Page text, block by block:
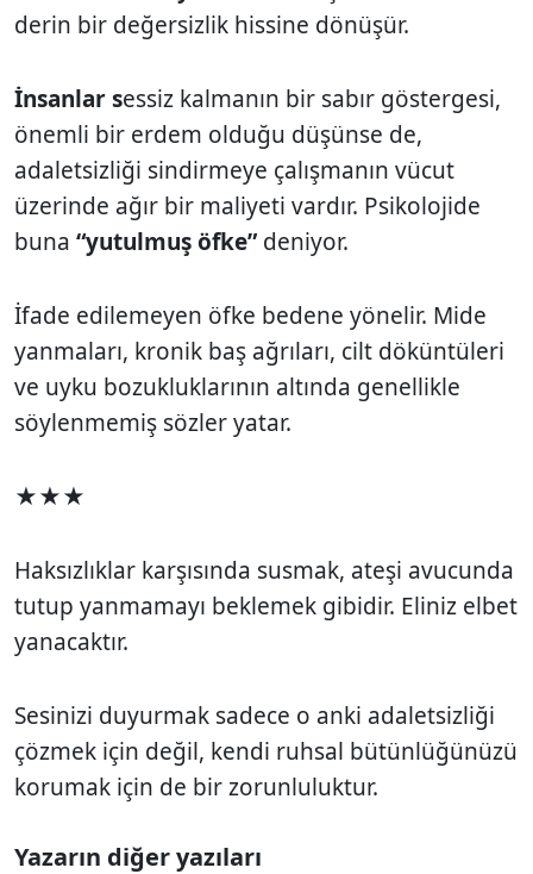
derin bir değersizlik hissine dönüşür.
İnsanlar sessiz kalmanın bir sabır göstergesi,
önemli bir erdem olduğu düşünse de,
adaletsizliği sindirmeye çalışmanın vücut
üzerinde ağır bir maliyeti vardır. Psikolojide
buna “yutulmuş öfke”deniyor.
İfade edilemeyen öfke bedene yönelir. Mide
yanmaları, kronik baş ağrıları, cilt döküntüleri
ve uyku bozukluklarının altında genellikle
söylenmemiş sözler yatar.
★★★
Haksızlıklar karşısında susmak, ateşi avucunda
tutup yanmamayı beklemek gibidir. Eliniz elbet
yanacaktır.
Sesinizi duyurmak sadece o anki adaletsizliği
çözmek için değil, kendi ruhsal bütünlüğünüzü
korumak için de bir zorunluluktur.
Yazarın diğer yazıları